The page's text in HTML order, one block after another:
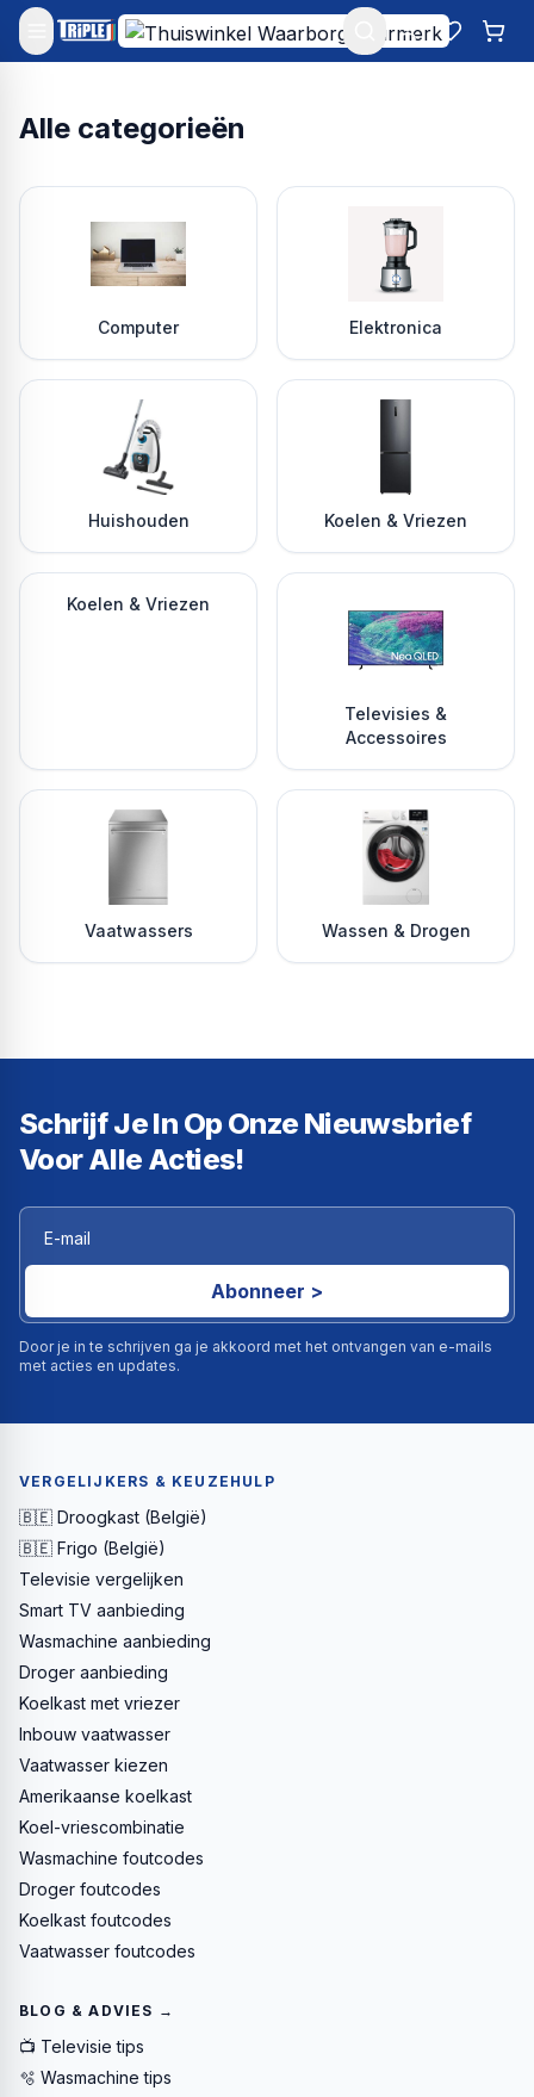
Mijn account
Alle categorieën
Computer Elektronica
Huishouden Koelen & Vriezen
Koelen & Vriezen
Televisies &
Accessoires
Vaatwassers Wassen & Drogen
Schrijf Je In Op Onze Nieuwsbrief
Voor Alle Acties!
Abonneer >
Door je in te schrijven ga je akkoord met het ontvangen van e-mails
met acties en updates.
VERGELIJKERS & KEUZEHULP
🇧🇪 Droogkast (België)
🇧🇪 Frigo (België)
Televisie vergelijken
Smart TV aanbieding
Wasmachine aanbieding
Droger aanbieding
Koelkast met vriezer
Inbouw vaatwasser
Vaatwasser kiezen
Amerikaanse koelkast
Koel-vriescombinatie
Wasmachine foutcodes
Droger foutcodes
Koelkast foutcodes
Vaatwasser foutcodes
BLOG & ADVIES →
📺 Televisie tips
🫧 Wasmachine tips